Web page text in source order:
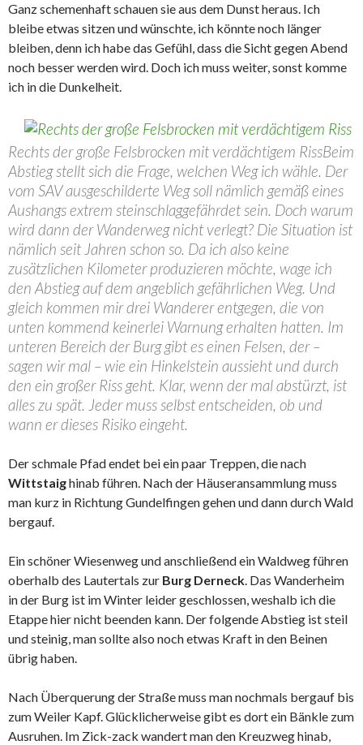
Ganz schemenhaft schauen sie aus dem Dunst heraus. Ich
bleibe etwas sitzen und wünschte, ich könnte noch länger
bleiben, denn ich habe das Gefühl, dass die Sicht gegen Abend
noch besser werden wird. Doch ich muss weiter, sonst komme
ich in die Dunkelheit.
Rechts der große Felsbrocken mit verdächtigem RissBeim
Abstieg stellt sich die Frage, welchen Weg ich wähle. Der
vom SAV ausgeschilderte Weg soll nämlich gemäß eines
Aushangs extrem steinschlaggefährdet sein. Doch warum
wird dann der Wanderweg nicht verlegt? Die Situation ist
nämlich seit Jahren schon so. Da ich also keine
zusätzlichen Kilometer produzieren möchte, wage ich
den Abstieg auf dem angeblich gefährlichen Weg. Und
gleich kommen mir drei Wanderer entgegen, die von
unten kommend keinerlei Warnung erhalten hatten. Im
unteren Bereich der Burg gibt es einen Felsen, der –
sagen wir mal – wie ein Hinkelstein aussieht und durch
den ein großer Riss geht. Klar, wenn der mal abstürzt, ist
alles zu spät. Jeder muss selbst entscheiden, ob und
wann er dieses Risiko eingeht.
Der schmale Pfad endet bei ein paar Treppen, die nach
Wittstaighinab führen. Nach der Häuseransammlung muss
man kurz in Richtung Gundelfingen gehen und dann durch Wald
bergauf.
Ein schöner Wiesenweg und anschließend ein Waldweg führen
oberhalb des Lautertals zur Burg Derneck. Das Wanderheim
in der Burg ist im Winter leider geschlossen, weshalb ich die
Etappe hier nicht beenden kann. Der folgende Abstieg ist steil
und steinig, man sollte also noch etwas Kraft in den Beinen
übrig haben.
Nach Überquerung der Straße muss man nochmals bergauf bis
zum Weiler Kapf. Glücklicherweise gibt es dort ein Bänkle zum
Ausruhen. Im Zick-zack wandert man den Kreuzweg hinab,